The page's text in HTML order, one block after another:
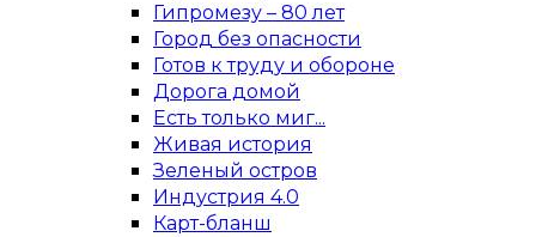
Гипромезу – 80 лет
Город без опасности
Готов к труду и обороне
Дорога домой
Есть только миг...
Живая история
Зеленый остров
Индустрия 4.0
Карт-бланш